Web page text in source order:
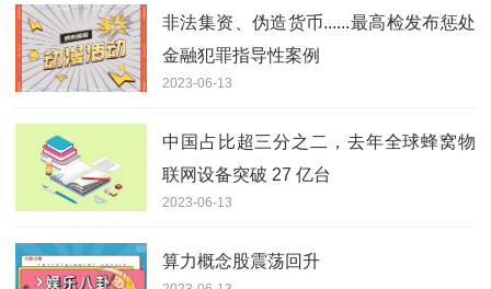
非法集资、伪造货币......最高检发布惩处
金融犯罪指导性案例
2023-06-13
中国占比超三分之二，去年全球蜂窝物
联网设备突破 27 亿台
2023-06-13
算力概念股震荡回升